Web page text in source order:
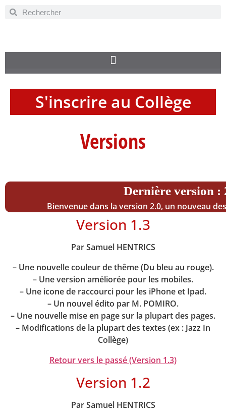
S'inscrire au Collège
Versions
Dernière version :
Bienvenue dans la version 2.0, un nouveau
Version 1.3
Par Samuel HENTRICS
– Une nouvelle couleur de thême (Du bleu au rouge).
– Une version améliorée pour les mobiles.
– Une icone de raccourci pour les iPhone et Ipad.
– Un nouvel édito par M. POMIRO.
– Une nouvelle mise en page sur la plupart des pages.
– Modifications de la plupart des textes (ex : Jazz In
Collège)
Retour vers le passé (Version 1.3)
Version 1.2
Par Samuel HENTRICS